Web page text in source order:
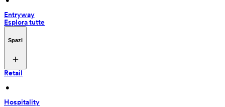
Entryway
Esplora tutte
Spazi
Retail
•
Hospitality